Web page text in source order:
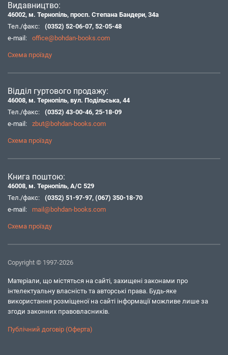
Видавництво:
46002, м. Тернопіль, просп. Степана Бандери, 34а
Тел./факс:
(0352) 52-06-07, 52-05-48
e-mail:
office@bohdan-books.com
Схема проїзду
Відділ гуртового продажу:
46008, м. Тернопіль, вул. Подільська, 44
Тел./факс:
(0352) 43-00-46, 25-18-09
e-mail:
zbut@bohdan-books.com
Схема проїзду
Книга поштою:
46008, м. Тернопіль, А/С 529
Тел./факс:
(0352) 51-97-97, (067) 350-18-70
e-mail:
mail@bohdan-books.com
Схема проїзду
Copyright © 1997-2026
Матеріали, що містяться на сайті, захищені законами про
інтелектуальну власність та авторські права. Будь-яке
використання розміщеної на сайті інформації можливе лише за
згоди законних правовласників.
Публічний договір (Оферта)